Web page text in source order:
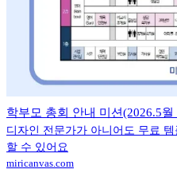
학부모 총회 안내 미션(2026.5
디자인 전문가가 아니어도 무료
할 수 있어요
miricanvas.com